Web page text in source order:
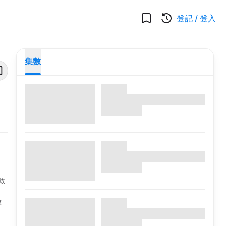
登記 / 登入
集數